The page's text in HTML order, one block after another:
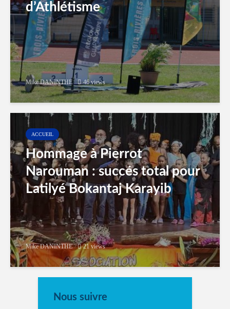
d’Athlétisme
Mike DANINTHE 46 views
ACCUEIL
Hommage à Pierrot
Narouman : succés total pour
Latilyé Bokantaj Karayib
Mike DANINTHE 21 views
Nous suivre